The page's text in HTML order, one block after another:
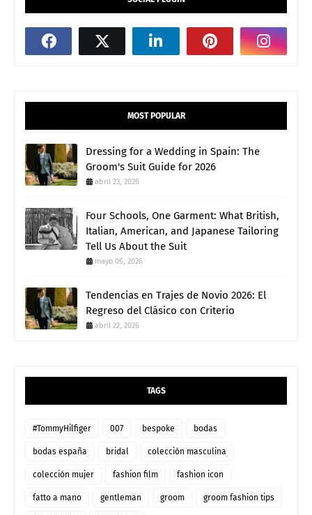
MOST POPULAR
Dressing for a Wedding in Spain: The
Groom's Suit Guide for 2026
abril 23, 2026
Four Schools, One Garment: What British,
Italian, American, and Japanese Tailoring
Tell Us About the Suit
mayo 06, 2026
Tendencias en Trajes de Novio 2026: El
Regreso del Clásico con Criterio
abril 22, 2026
TAGS
#TommyHilfiger 007 bespoke bodas
bodas españa bridal colección masculina
colección mujer fashion film fashion icon
fatto a mano gentleman groom groom fashion tips